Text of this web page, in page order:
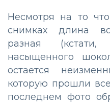
Несмотря на то
снимках длина
разная
насыщенного
остается
которую прошли
последнем фото